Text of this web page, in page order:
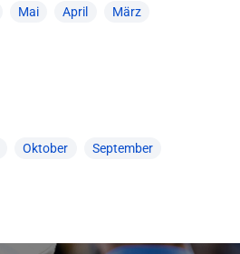
Mai April März
Oktober September